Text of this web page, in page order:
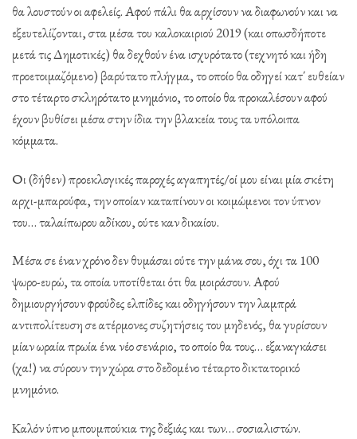
θα λουστούν οι αφελείς. Αφού πάλι θα αρχίσουν να διαφωνούν και να
εξευτελίζονται, στα μέσα του καλοκαιριού 2019 (και οπωσδήποτε
μετά τις Δημοτικές) θα δεχθούν ένα ισχυρότατο (τεχνητό και ήδη
προετοιμαζόμενο) βαρύτατο πλήγμα, το οποίο θα οδηγεί κατ΄ ευθείαν
στο τέταρτο σκληρότατο μνημόνιο, το οποίο θα προκαλέσουν αφού
έχουν βυθίσει μέσα στην ίδια την βλακεία τους τα υπόλοιπα
κόμματα.
Οι (δήθεν) προεκλογικές παροχές αγαπητές/οί μου είναι μία σκέτη
αρχι-μπαρούφα, την οποίαν καταπίνουν οι κοιμώμενοι τον ύπνον
του… ταλαίπωρου αδίκου, ούτε καν δικαίου.
Μέσα σε έναν χρόνο δεν θυμάσαι ούτε την μάνα σου, όχι τα 100
ψωρο-ευρώ, τα οποία υποτίθεται ότι θα μοιράσουν. Αφού
δημιουργήσουν φρούδες ελπίδες και οδηγήσουν την λαμπρά
αντιπολίτευση σε ατέρμονες συζητήσεις του μηδενός, θα γυρίσουν
μίαν ωραία πρωία ένα νέο σενάριο, το οποίο θα τους… εξαναγκάσει
(χα!) να σύρουν την χώρα στο δεδομένο τέταρτο δικτατορικό
μνημόνιο.
Καλόν ύπνο μπουμπούκια της δεξιάς και των… σοσιαλιστών.